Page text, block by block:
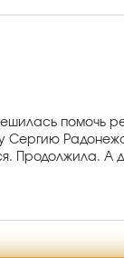
Сергию
Продолжила.